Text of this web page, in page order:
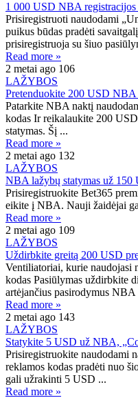
1 000 USD NBA
Prisiregistruoti naudodami
puikus būdas pradėti
prisiregistruoja su šiuo
Read more »
2 metai ago 106
LAŽYBOS
Pretenduokite 200 USD NBA
Patarkite NBA naktį
kodas Ir reikalaukite 200
statymas. Šį ...
Read more »
2 metai ago 132
LAŽYBOS
NBA lažybų statymas už 150
Prisiregistruokite Bet365
eikite į NBA. Nauji žaidėjai
Read more »
2 metai ago 109
LAŽYBOS
Uždirbkite greitą 200 USD
Ventiliatoriai, kurie naudojasi
kodas Pasiūlymas uždirbkite
artėjančius pasirodymus
Read more »
2 metai ago 143
LAŽYBOS
Statykite 5 USD už NBA,
Prisiregistruokite naudodami
reklamos kodas pradėti nuo
gali užrakinti 5 USD ...
Read more »